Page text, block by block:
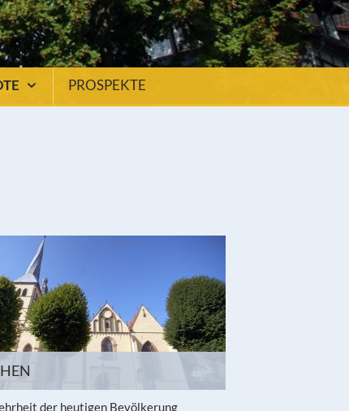
PROSPEKTE
der heutigen Bevölkerung